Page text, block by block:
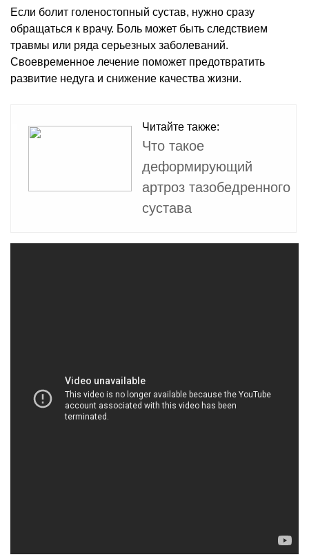
Если болит голеностопный сустав, нужно сразу
обращаться к врачу. Боль может быть следствием
травмы или ряда серьезных заболеваний.
Своевременное лечение поможет предотвратить
развитие недуга и снижение качества жизни.
Читайте также:
Что такое
деформирующий
артроз тазобедренного
сустава